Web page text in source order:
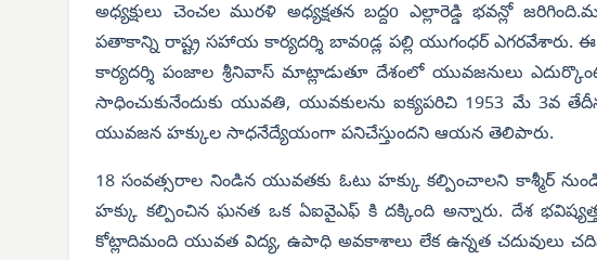
అధ్యక్షులు చెంచల మురళి అధ్యక్షతన బద్దo ఎల్లారెడ్డి భవన్లో
పతాకాన్ని రాష్ట్ర సహాయ కార్యదర్శి బావoడ్ల పల్లి యుగంధర్ ఎగరవేశారు. ఈ
కార్యదర్శి పంజాల శ్రీనివాస్ మాట్లాడుతూ దేశంలో యువజనులు
సాధించుకునేందుకు యువతి, యువకులను ఐక్యపరిచి 1953 మే 3వ
యువజన హక్కుల సాధనేద్యేయంగా పనిచేస్తుందని ఆయన తెలిపారు.
18 సంవత్సరాల నిండిన యువతకు ఓటు హక్కు కల్పించాలని కాశ్మీర్
హక్కు కల్పించిన ఘనత ఒక ఏఐవైఎఫ్ కి దక్కింది అన్నారు. దేశ
కోట్లాదిమంది యువత విద్య, ఉపాధి అవకాశాలు లేక ఉన్నత చదువులు చదివి